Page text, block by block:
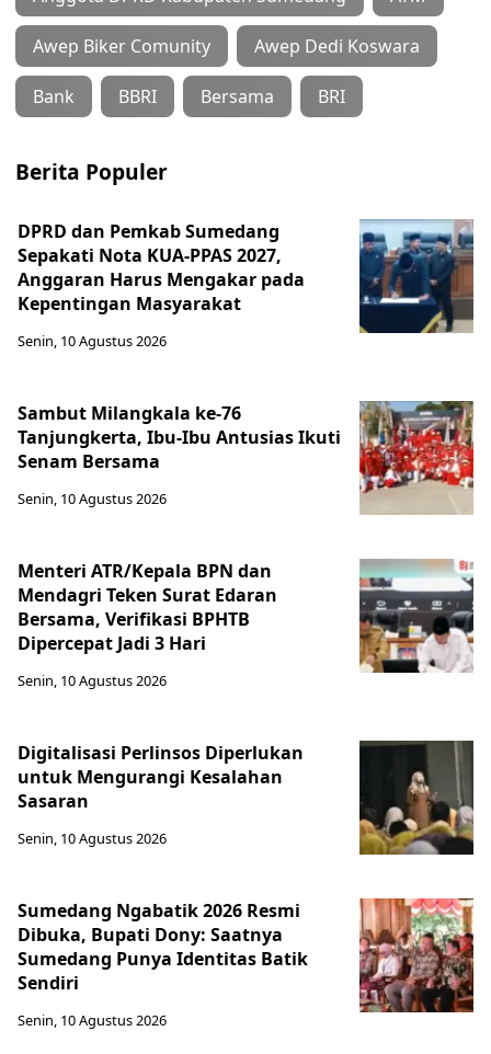
Awep Biker Comunity Awep Dedi Koswara
Bank BBRI Bersama BRI
Berita Populer
DPRD dan Pemkab Sumedang
Sepakati Nota KUA-PPAS 2027,
Anggaran Harus Mengakar pada
Kepentingan Masyarakat
Senin, 10 Agustus 2026
Sambut Milangkala ke-76
Tanjungkerta, Ibu-Ibu Antusias Ikuti
Senam Bersama
Senin, 10 Agustus 2026
Menteri ATR/Kepala BPN dan
Mendagri Teken Surat Edaran
Bersama, Verifikasi BPHTB
Dipercepat Jadi 3 Hari
Senin, 10 Agustus 2026
Digitalisasi Perlinsos Diperlukan
untuk Mengurangi Kesalahan
Sasaran
Senin, 10 Agustus 2026
Sumedang Ngabatik 2026 Resmi
Dibuka, Bupati Dony: Saatnya
Sumedang Punya Identitas Batik
Sendiri
Senin, 10 Agustus 2026